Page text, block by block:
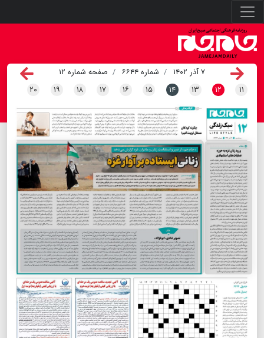
۷ آذر ۱۴۰۲ شماره ۶۶۴۴
صفحه شماره ۱۲
۱۱ ۱۲ ۱۳ ۱۴ ۱۵ ۱۶ ۱۷ ۱۸ ۱۹ ۲۰